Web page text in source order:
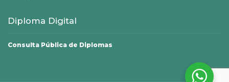
Diploma Digital
Consulta Pública de Diplomas